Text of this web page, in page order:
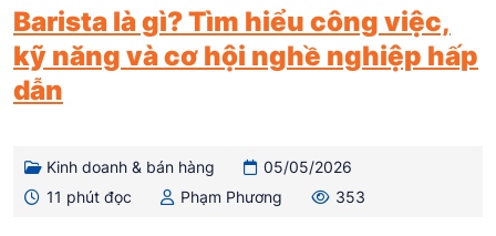
Barista là gì? Tìm hiểu công việc,
kỹ năng và cơ hội nghề nghiệp hấp
dẫn
Kinh doanh & bán hàng
05/05/2026
11 phút đọc
Phạm Phương 353